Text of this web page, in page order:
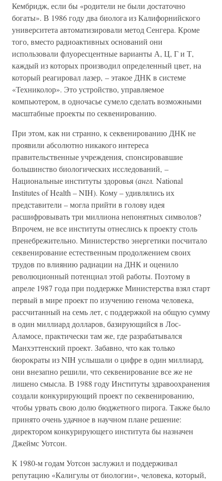
Кембридж, если бы «родители не были достаточно
богаты». В 1986 году два биолога из Калифорнийского
университета автоматизировали метод Сенгера. Кроме
того, вместо радиоактивных оснований они
использовали флуоресцентные варианты А, Ц, Г и Т,
каждый из которых производил определенный цвет, на
который реагировал лазер, – этакое ДНК в системе
«Техниколор». Это устройство, управляемое
компьютером, в одночасье сумело сделать возможными
масштабные проекты по секвенированию.
При этом, как ни странно, к секвенированию ДНК не
проявили абсолютно никакого интереса
правительственные учреждения, спонсировавшие
большинство биологических исследований, –
Национальные институты здоровья (англ. National
Institutes of Health – NIH). Кому – удивлялись их
представители – могла прийти в голову идея
расшифровывать три миллиона непонятных символов?
Впрочем, не все институты отнеслись к проекту столь
пренебрежительно. Министерство энергетики посчитало
секвенирование естественным продолжением своих
трудов по влиянию радиации на ДНК и оценило
революционный потенциал этой работы. Поэтому в
апреле 1987 года при поддержке Министерства взял старт
первый в мире проект по изучению генома человека,
рассчитанный на семь лет, с поддержкой на общую сумму
в один миллиард долларов, базирующийся в Лос-
Аламосе, практически там же, где разрабатывался
Манхэттенский проект. Забавно, что как только
бюрократы из NIH услышали о цифре в один миллиард,
они внезапно решили, что секвенирование все же не
лишено смысла. В 1988 году Институты здравоохранения
создали конкурирующий проект по секвенированию,
чтобы урвать свою долю бюджетного пирога. Также было
принято очень удачное в научном плане решение:
директором конкурирующего института бы назначен
Джеймс Уотсон.
К 1980-м годам Уотсон заслужил и поддерживал
репутацию «Калигулы от биологии», человека, который,